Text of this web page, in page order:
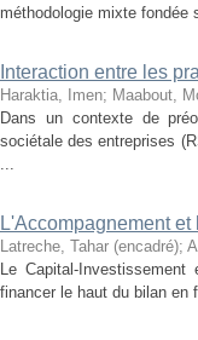
méthodologie mixte fondée
Interaction entre les
Haraktia, Imen; Maabout,
Dans un contexte de
sociétale des entreprises
...
L'Accompagnement
Latreche, Tahar (encadré);
Le Capital-
financer le haut du bilan en